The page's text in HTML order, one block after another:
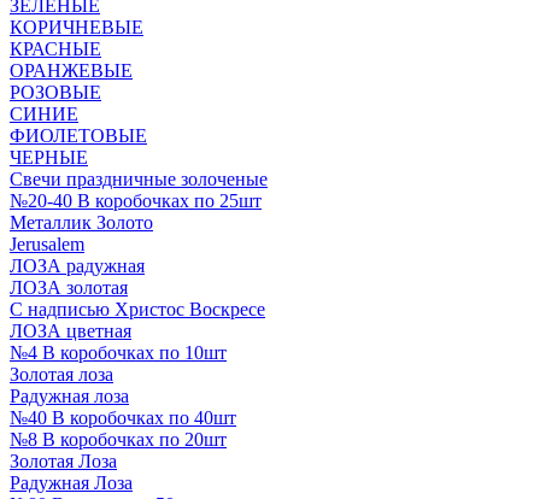
ЗЕЛЕНЫЕ
КОРИЧНЕВЫЕ
КРАСНЫЕ
ОРАНЖЕВЫЕ
РОЗОВЫЕ
СИНИЕ
ФИОЛЕТОВЫЕ
ЧЕРНЫЕ
Свечи праздничные золоченые
№20-40 В коробочках по 25шт
Металлик Золото
Jerusalem
ЛОЗА радужная
ЛОЗА золотая
С надписью Христос Воскресе
ЛОЗА цветная
№4 В коробочках по 10шт
Золотая лоза
Радужная лоза
№40 В коробочках по 40шт
№8 В коробочках по 20шт
Золотая Лоза
Радужная Лоза